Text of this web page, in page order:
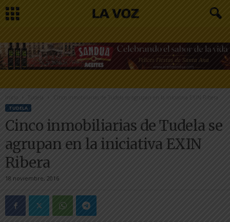
Inicio Tudela Cinco inmobiliarias de Tudela se agrupan en la iniciativa EXIN Ribera
TUDELA
Cinco inmobiliarias de Tudela se
agrupan en la iniciativa EXIN
Ribera
18 noviembre, 2016